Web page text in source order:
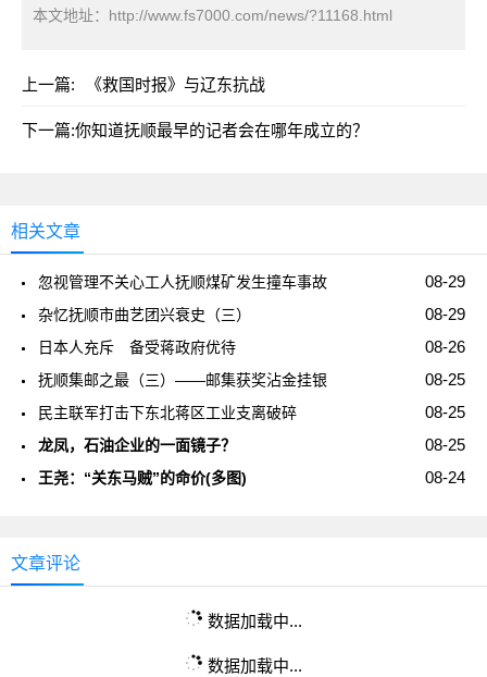
本文地址： http://www.fs7000.com/news/?11168.html
上一篇: 《救国时报》与辽东抗战
下一篇:你知道抚顺最早的记者会在哪年成立的？
相关文章
08-29
忽视管理不关心工人抚顺煤矿发生撞车事故
08-29
杂忆抚顺市曲艺团兴衰史（三）
08-26
日本人充斥 备受蒋政府优待
08-25
抚顺集邮之最（三）——邮集获奖沾金挂银
08-25
民主联军打击下东北蒋区工业支离破碎
08-25
龙凤，石油企业的一面镜子？
08-24
王尧：“关东马贼”的命价(多图)
文章评论
数据加载中...
数据加载中...